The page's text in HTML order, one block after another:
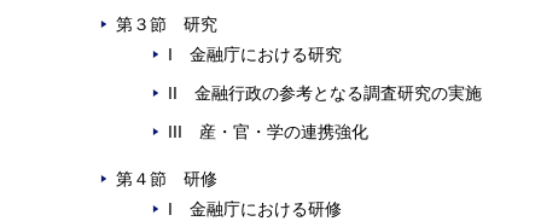
第３節 研究
I 金融庁における研究
II 金融行政の参考となる調査研究の実施
III 産・官・学の連携強化
第４節 研修
I 金融庁における研修